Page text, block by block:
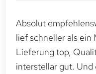
Absolut
lief schneller als ein
Lieferung top,
interstellar gut. Und